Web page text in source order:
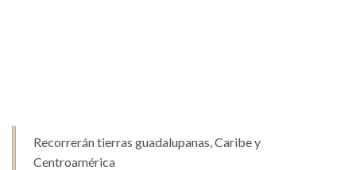
Recorrerán tierras guadalupanas, Caribe y
Centroamérica